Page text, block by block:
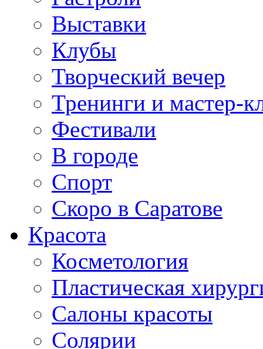
Выставки
Клубы
Творческий вечер
Тренинги и мастер-
Фестивали
В городе
Спорт
Скоро в Саратове
Красота
Косметология
Пластическая
Салоны красоты
Солярии